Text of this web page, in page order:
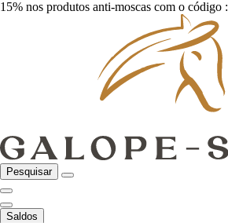
15% nos produtos anti-moscas com o código :
Pesquisar
Saldos